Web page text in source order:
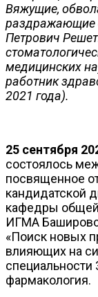
Вяжущие,
раздражающие
Петрович
медицинских
работник
2021 года).
25 сентября
состоялось
посвященное
кандидатской
кафедры общей
ИГМА
«Поиск новых
влияющих на
специальности
фармакология.